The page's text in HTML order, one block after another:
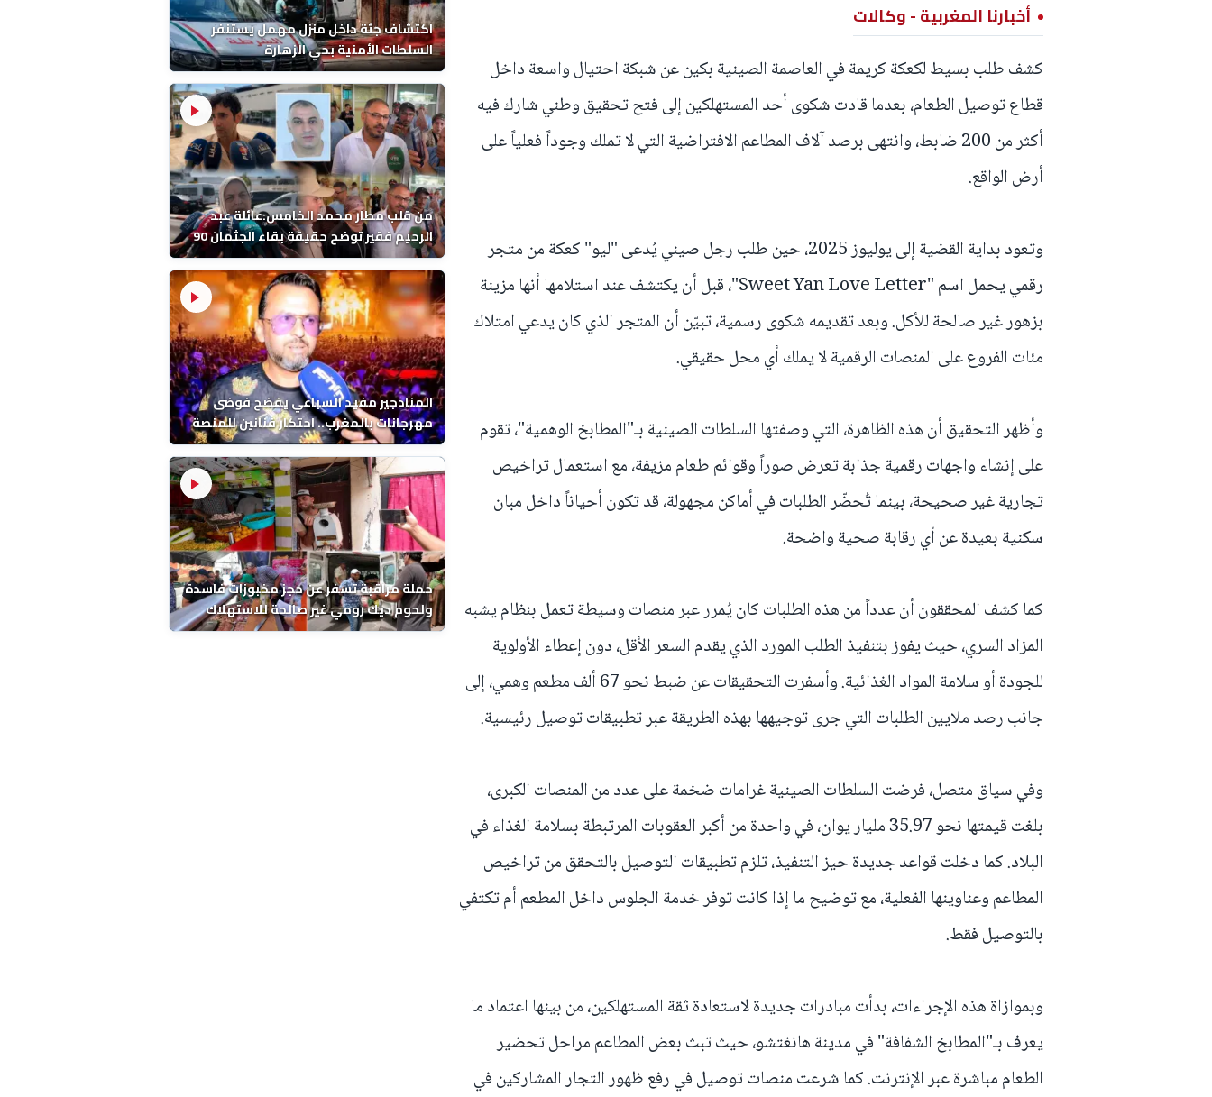
اكتشاف جثة داخل منزل مهمل يستنفر
السلطات الأمنية بحي الزهارة
من قلب مطار محمد الخامس:عائلة عبد
الرحيم فقير توضح حقيقة بقاء الجثمان 90
يوماً قبل إعادته إلى المغرب
المنادجير مفيد السباعي يفضح فوضى
مهرجانات بالمغرب.. احتكار فنانين للمنصة
واقصاء اخرين
حملة مراقبة تسفر عن حجز مخبوزات فاسدة
ولحوم ديك رومي غير صالحة للاستهلاك
بالحي الحسني
أخبارنا المغربية - وكالات
كشف طلب بسيط لكعكة كريمة في العاصمة الصينية بكين عن شبكة احتيال واسعة داخل
قطاع توصيل الطعام، بعدما قادت شكوى أحد المستهلكين إلى فتح تحقيق وطني شارك فيه
أكثر من 200 ضابط، وانتهى برصد آلاف المطاعم الافتراضية التي لا تملك وجوداً فعلياً على
أرض الواقع.
وتعود بداية القضية إلى يوليوز 2025، حين طلب رجل صيني يُدعى "ليو" كعكة من متجر
رقمي يحمل اسم "Sweet Yan Love Letter"، قبل أن يكتشف عند استلامها أنها مزينة
بزهور غير صالحة للأكل. وبعد تقديمه شكوى رسمية، تبيّن أن المتجر الذي كان يدعي امتلاك
مئات الفروع على المنصات الرقمية لا يملك أي محل حقيقي.
وأظهر التحقيق أن هذه الظاهرة، التي وصفتها السلطات الصينية بـ"المطابخ الوهمية"، تقوم
على إنشاء واجهات رقمية جذابة تعرض صوراً وقوائم طعام مزيفة، مع استعمال تراخيص
تجارية غير صحيحة، بينما تُحضّر الطلبات في أماكن مجهولة، قد تكون أحياناً داخل مبان
سكنية بعيدة عن أي رقابة صحية واضحة.
كما كشف المحققون أن عدداً من هذه الطلبات كان يُمرر عبر منصات وسيطة تعمل بنظام يشبه
المزاد السري، حيث يفوز بتنفيذ الطلب المورد الذي يقدم السعر الأقل، دون إعطاء الأولوية
للجودة أو سلامة المواد الغذائية. وأسفرت التحقيقات عن ضبط نحو 67 ألف مطعم وهمي، إلى
جانب رصد ملايين الطلبات التي جرى توجيهها بهذه الطريقة عبر تطبيقات توصيل رئيسية.
وفي سياق متصل، فرضت السلطات الصينية غرامات ضخمة على عدد من المنصات الكبرى،
بلغت قيمتها نحو 35.97 مليار يوان، في واحدة من أكبر العقوبات المرتبطة بسلامة الغذاء في
البلاد. كما دخلت قواعد جديدة حيز التنفيذ، تلزم تطبيقات التوصيل بالتحقق من تراخيص
المطاعم وعناوينها الفعلية، مع توضيح ما إذا كانت توفر خدمة الجلوس داخل المطعم أم تكتفي
بالتوصيل فقط.
وبموازاة هذه الإجراءات، بدأت مبادرات جديدة لاستعادة ثقة المستهلكين، من بينها اعتماد ما
يعرف بـ"المطابخ الشفافة" في مدينة هانغتشو، حيث تبث بعض المطاعم مراحل تحضير
الطعام مباشرة عبر الإنترنت. كما شرعت منصات توصيل في رفع ظهور التجار المشاركين في